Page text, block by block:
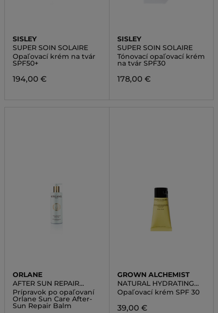
SISLEY
SUPER SOIN SOLAIRE
Opaľovací krém na tvár
SPF50+
194,00 €
SISLEY
SUPER SOIN SOLAIRE
Tónovací opaľovací krém
na tvár SPF30
178,00 €
ORLANE
AFTER SUN REPAIR
BALM FACE AND BODY
Prípravok po opaľovaní
Orlane Sun Care After-
Sun Repair Balm
GROWN ALCHEMIST
NATURAL HYDRATING
SUNSCREEN, BROAD
SPECTRUM SPF-30
Opaľovací krém SPF 30
39,00 €